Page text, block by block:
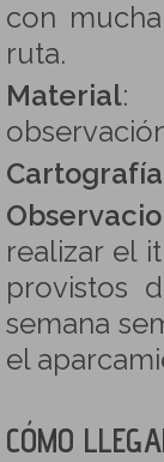
con
ruta.
Material:
Cartografía
realizar el
provistos
semana
el
CÓMO